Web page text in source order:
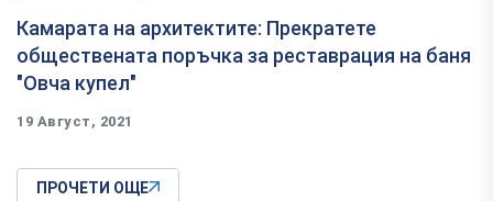
Камарата на архитектите: Прекратете
обществената поръчка за реставрация на баня
"Овча купел"
19 Август, 2021
ПРОЧЕТИ ОЩЕ